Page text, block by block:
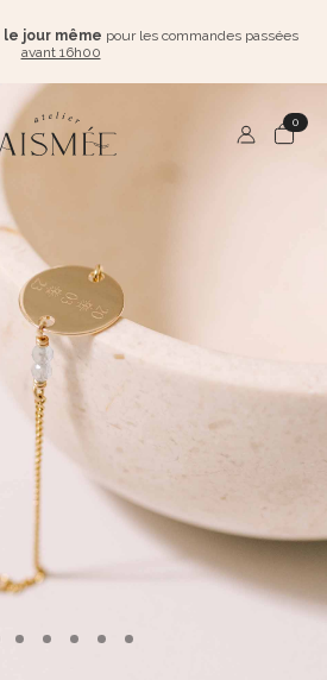
le jour même pour les commandes passées
avant 16h00
0